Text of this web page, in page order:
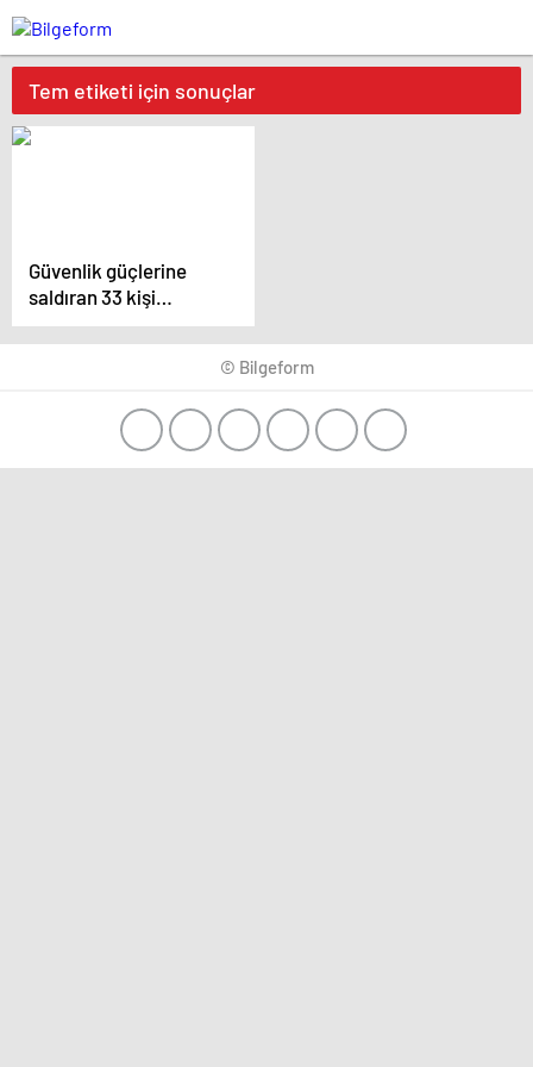
Tem etiketi için sonuçlar
Güvenlik güçlerine
saldıran 33 kişi
tutuklandı
© Bilgeform